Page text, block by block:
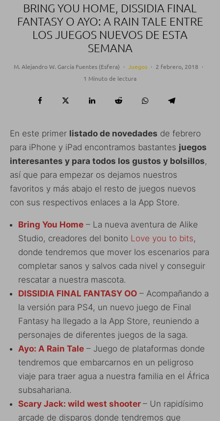
BRING YOU HOME, DISSIDIA FINAL
FANTASY O AYO: A RAIN TALE ENTRE
LOS JUEGOS NUEVOS DE ESTA
SEMANA
M. Alejandro W. García Fuentes (Esfera) · Juegos · 2 febrero, 2018 ·
1 Minuto de lectura
En este primer listado de novedades de febrero
para iPhone y iPad encontramos bastantes juegos
interesantes y para todos los gustos y bolsillos,
así que para empezar os dejamos nuestros
favoritos y más abajo el resto de juegos nuevos
con sus respectivos enlaces a la App Store.
Bring You Home – La nueva aventura de Alike
Studio, creadores del bonito Love you to bits,
donde tendremos que mover los escenarios para
completar sanos y salvos cada nivel y conseguir
rescatar a nuestra mascota.
DISSIDIA FINAL FANTASY OO – Acompañando a
la versión para PS4, un nuevo juego de Final
Fantasy ha llegado a la App Store, reuniendo a
personajes de diferentes juegos de la saga.
Ayo: A Rain Tale – Juego de plataformas donde
tendremos que embarcarnos en un peligroso
viaje para traer agua a nuestra familia en el África
subsahariana.
Scary Jack: wild west shooter – Un rapidísimo
arcade de disparos donde tendremos que